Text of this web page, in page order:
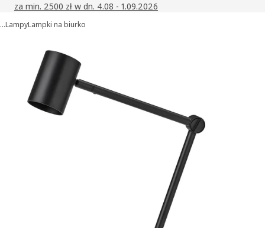
za min. 2500 zł w dn. 4.08 - 1.09.2026
…LampyLampki na biurko
obrazy